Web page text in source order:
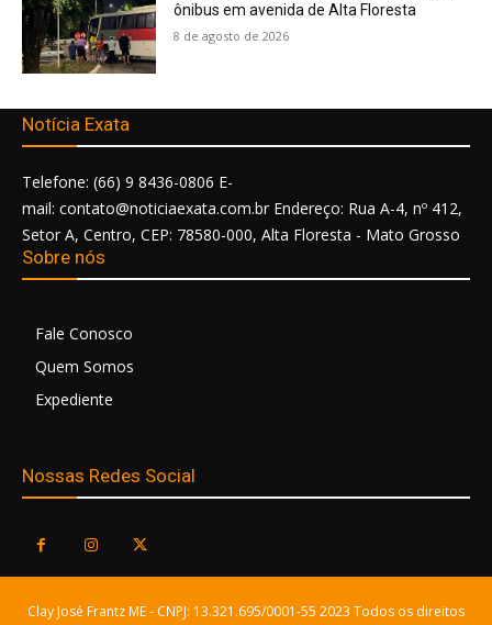
ônibus em avenida de Alta Floresta
8 de agosto de 2026
Notícia Exata
Telefone: (66) 9 8436-0806 E-
mail: contato@noticiaexata.com.br Endereço: Rua A-4, nº 412,
Setor A, Centro, CEP: 78580-000, Alta Floresta - Mato Grosso
Sobre nós
Fale Conosco
Quem Somos
Expediente
Nossas Redes Social
Clay José Frantz ME - CNPJ: 13.321.695/0001-55 2023 Todos os direitos